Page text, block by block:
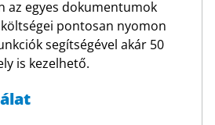
az egyes dokumentumok
pontosan nyomon
segítségével akár 50
is kezelhető.